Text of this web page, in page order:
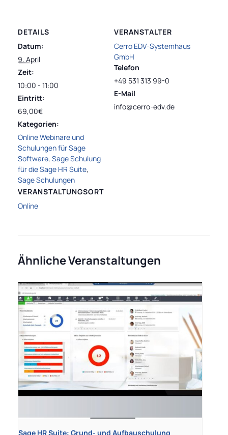
DETAILS
Datum:
9. April
Zeit:
10:00 - 11:00
Eintritt:
69,00€
Kategorien:
Online Webinare und
Schulungen für Sage
Software, Sage Schulung
für die Sage HR Suite,
Sage Schulungen
VERANSTALTUNGSORT
Online
VERANSTALTER
Cerro EDV-Systemhaus
GmbH
Telefon
+49 531 313 99-0
E-Mail
info@cerro-edv.de
Ähnliche Veranstaltungen
Sage HR Suite: Grund- und Aufbauschulung